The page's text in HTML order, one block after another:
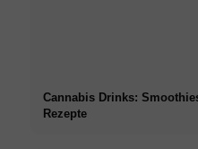
Cannabis Drinks:
Rezepte